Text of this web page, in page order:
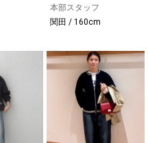
本部スタッフ
関田 / 160cm